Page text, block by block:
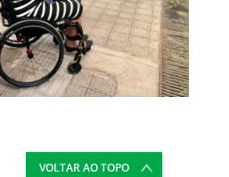
VOLTAR AO TOPO